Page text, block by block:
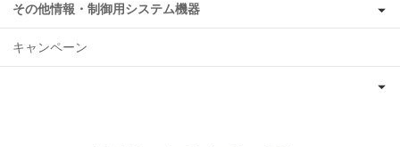
その他情報・制御用システム機器
キャンペーン